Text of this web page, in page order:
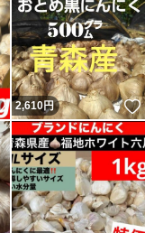
いいね！
2,610円